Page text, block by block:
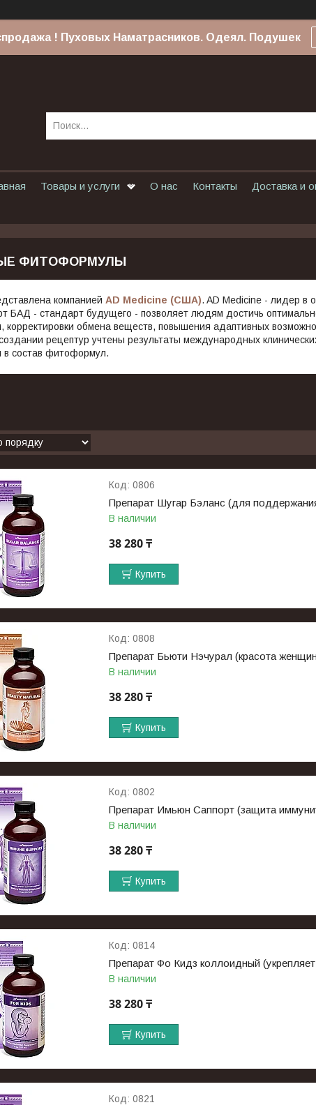
! Пуховых Наматрасников. Одеял. Подушек
Товары и услуги О нас Контакты Доставка и
ФИТОФОРМУЛЫ
компанией AD Medicine (США). AD Medicine - лидер в
БАД - стандарт будущего - позволяет людям достичь
корректировки обмена веществ, повышения адаптивных
рецептур учтены результаты международных
в состав фитоформул.
0806
Препарат Шугар Бэланс (для
В наличии
38 280 ₸
Купить
0808
Препарат Бьюти Нэчурал (красота
В наличии
38 280 ₸
Купить
0802
Препарат Имьюн Саппорт (защита
В наличии
38 280 ₸
Купить
0814
Препарат Фо Кидз коллоидный
В наличии
38 280 ₸
Купить
0821